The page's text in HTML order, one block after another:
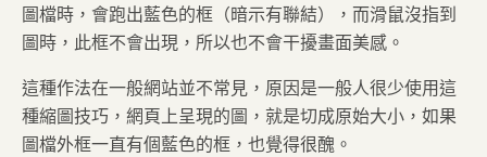
圖檔時，會跑出藍色的框（暗示有聯結），而滑鼠沒指到
圖時，此框不會出現，所以也不會干擾畫面美感。
這種作法在一般網站並不常見，原因是一般人很少使用這
種縮圖技巧，網頁上呈現的圖，就是切成原始大小，如果
圖檔外框一直有個藍色的框，也覺得很醜。